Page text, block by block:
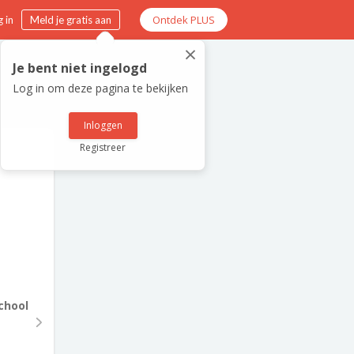
in Meld je gratis aan Ontdek PLUS
×
Je bent niet ingelogd
Log in om deze pagina te bekijken
Inloggen
Registreer